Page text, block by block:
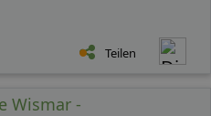
Teilen
Wismar -